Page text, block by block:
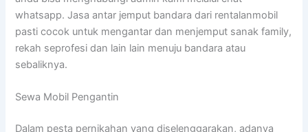
whatsapp. Jasa antar jemput bandara dari rentalanmobil
pasti cocok untuk mengantar dan menjemput sanak family,
rekah seprofesi dan lain lain menuju bandara atau
sebaliknya.
Sewa Mobil Pengantin
Dalam pesta pernikahan yang diselenggarakan, adanya